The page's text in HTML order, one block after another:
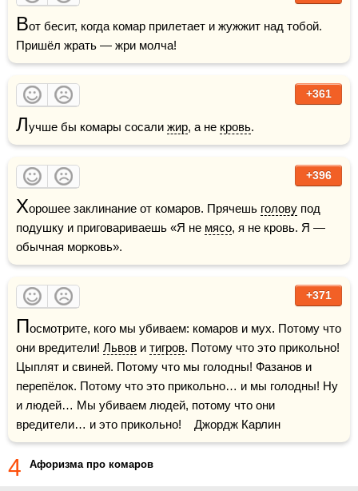
Вот бесит, когда комар прилетает и жужжит над тобой.
Пришёл жрать — жри молча!
+361
Лучше бы комары сосали жир, а не кровь.
+396
Хорошее заклинание от комаров. Прячешь голову под
подушку и приговариваешь «Я не мясо, я не кровь. Я —
обычная морковь».
+371
Посмотрите, кого мы убиваем: комаров и мух. Потому что
они вредители! Львов и тигров. Потому что это прикольно!
Цыплят и свиней. Потому что мы голодны! Фазанов и
перепёлок. Потому что это прикольно… и мы голодны! Ну
и людей… Мы убиваем людей, потому что они
вредители… и это прикольно!    Джордж Карлин
4 Афоризма про комаров